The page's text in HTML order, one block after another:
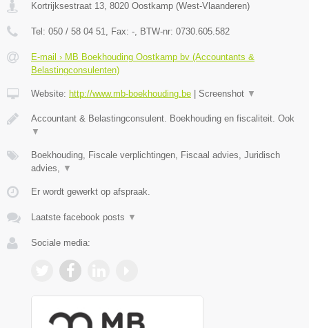
Kortrijksestraat 13, 8020 Oostkamp (West-Vlaanderen)
Tel: 050 / 58 04 51, Fax: -, BTW-nr: 0730.605.582
E-mail › MB Boekhouding Oostkamp bv (Accountants &
Belastingconsulenten)
Website: http://www.mb-boekhouding.be Screenshot ▼
Accountant & Belastingconsulent. Boekhouding en fiscaliteit. Ook
▼
Boekhouding, Fiscale verplichtingen, Fiscaal advies, Juridisch
advies, ▼
Er wordt gewerkt op afspraak.
Laatste facebook posts ▼
Sociale media: